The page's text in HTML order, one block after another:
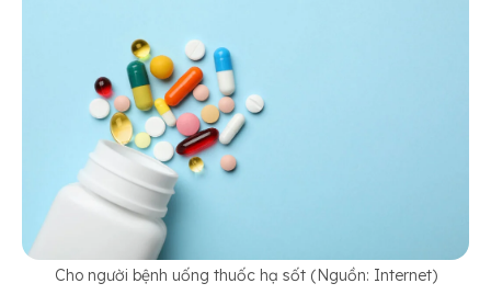
Cho người bệnh uống thuốc hạ sốt (Nguồn: Internet)